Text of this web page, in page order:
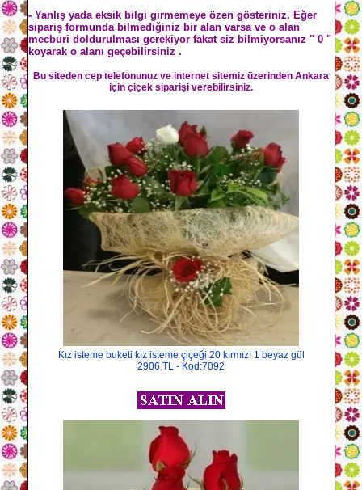
- Yanlış yada eksik bilgi girmemeye özen gösteriniz. Eğer
sipariş formunda bilmediğiniz bir alan varsa ve o alan
mecburi doldurulması gerekiyor fakat siz bilmiyorsanız " 0 "
koyarak o alanı geçebilirsiniz .
Bu siteden cep telefonunuz ve internet sitemiz üzerinden Ankara
için çiçek siparişi verebilirsiniz.
Kız isteme buketi kız isteme çiçeği 20 kırmızı 1 beyaz gül
2906 TL - Kod:7092